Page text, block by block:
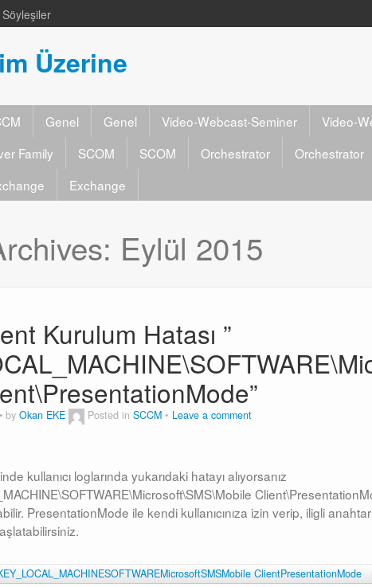
Üzerine
Genel Genel Video-Webcast-Seminer Video-
Family
SCOM SCOM Orchestrator Orchestrator
Exchange
Eylül 2015
Kurulum Hatası ”
by Okan EKE Posted in SCCM Leave a comment
kullanıcı loglarında yukarıdaki hatayı alıyorsanız
PresentationMode ile kendi kullanıcınıza izin verip, iligli
ClientPresentationMode